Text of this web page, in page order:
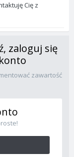
Cię z
zaloguj się
zawartość